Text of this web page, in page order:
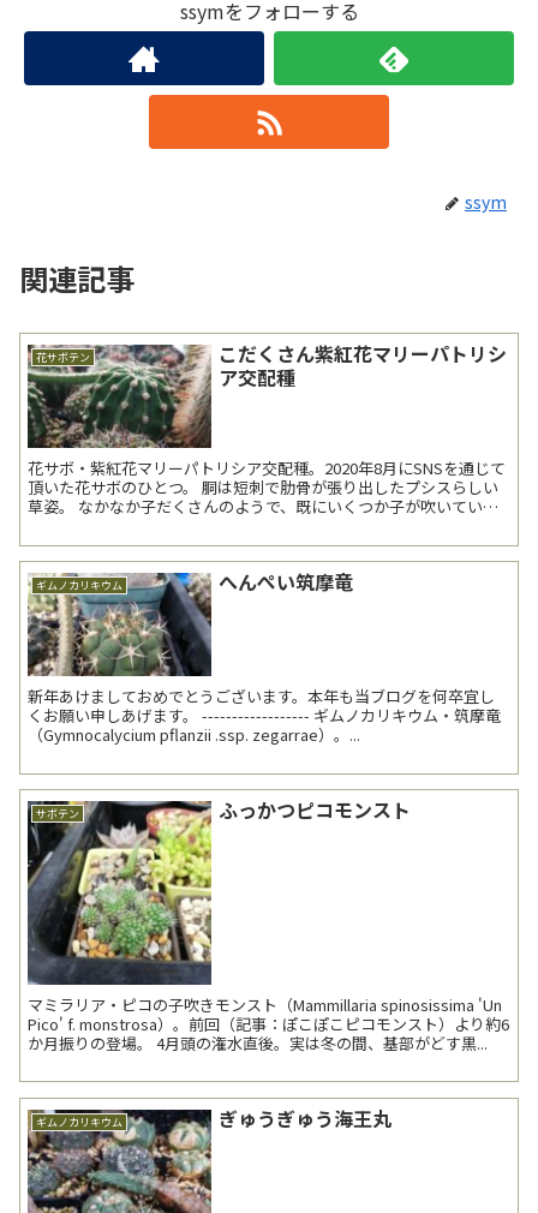
ssymをフォローする
ssym
関連記事
花サボテン
こだくさん紫紅花マリーパトリシ
ア交配種
花サボ・紫紅花マリーパトリシア交配種。2020年8月にSNSを通じて
頂いた花サボのひとつ。 胴は短刺で肋骨が張り出したプシスらしい
草姿。 なかなか子だくさんのようで、既にいくつか子が吹いてい
ギムノカリキウム へんぺい筑摩竜
新年あけましておめでとうございます。本年も当ブログを何卒宜し
くお願い申しあげます。 ------------------ ギムノカリキウム・筑摩竜
（Gymnocalycium pflanzii .ssp. zegarrae）。...
サボテン ふっかつピコモンスト
マミラリア・ピコの子吹きモンスト（Mammillaria spinosissima 'Un
Pico' f. monstrosa）。前回（記事：ぽこぽこピコモンスト）より約6
か月振りの登場。 4月頭の潅水直後。実は冬の間、基部がどす黒...
ギムノカリキウム ぎゅうぎゅう海王丸